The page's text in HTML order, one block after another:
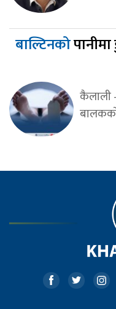
बाल्टिनको
कैलाली